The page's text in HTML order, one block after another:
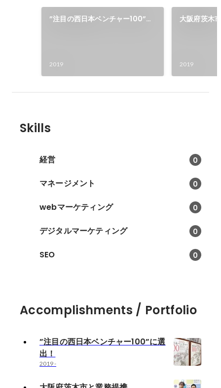
”注目の西日本ベンチャー100”に
2019
大阪府茨木
2019
Skills
経営 0
マネージメント 0
webマーケティング 0
デジタルマーケティング 0
SEO 0
Accomplishments / Portfolio
”注目の西日本ベンチャー100”に選
出！
2019-